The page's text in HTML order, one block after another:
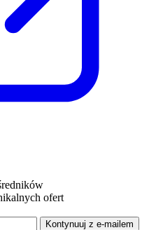
ofert
Kontynuuj z e-mailem